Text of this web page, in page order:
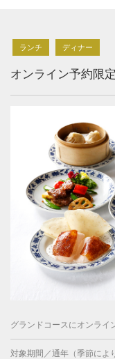
ランチ ディナー
オンライン予約限
グランドコースにオンライ
対象期間／通年（季節によ